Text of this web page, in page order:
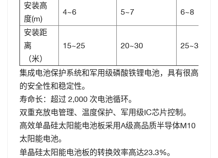
安装高
度(m)
4~6 5~7 6~8
安装距
离
（米）
15~25 20~30 25~35
集成电池保护系统和军用级磷酸铁锂电池，具有很高
的安全性和稳定性。
寿命长：超过 2,000 次电池循环。
双重充放电管理、温度保护、军用级IC芯片控制。
高效单晶硅太阳能电池板采用A级高品质半导体M10
太阳能电池。
单晶硅太阳能电池板的转换效率高达23.3%。